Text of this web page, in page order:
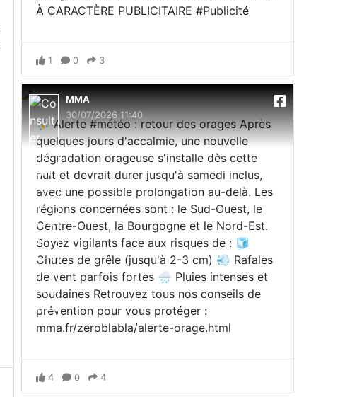
À CARACTÈRE PUBLICITAIRE #Publicité
1 0 3
MMA
30/07/2026 11:40
⛈️ Alerte #météo : retour des orages Après
quelques jours d'accalmie, une nouvelle
dégradation orageuse s'installe dès cette
nuit et devrait durer jusqu'à samedi inclus,
avec une possible prolongation au-delà. Les
régions concernées sont : le Sud-Ouest, le
Centre-Ouest, la Bourgogne et le Nord-Est.
Soyez vigilants face aux risques de : 🧊
Chutes de grêle (jusqu'à 2-3 cm) 💨 Rafales
de vent parfois fortes 🌧️ Pluies intenses et
soudaines Retrouvez tous nos conseils de
prévention pour vous protéger :
mma.fr/zeroblabla/alerte-orage.html
4 0 4